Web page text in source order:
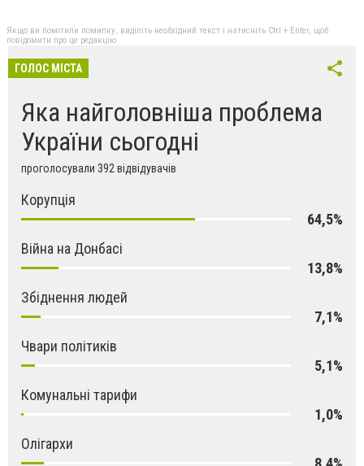
Якщо ви помітили помилку, виділіть необхідний текст і натисніть Ctrl + Enter, щоб
повідомити про це редакцію
ГОЛОС МІСТА
Яка найголовніша проблема
України сьогодні
проголосували 392 відвідувачів
Корупція
64,5%
Війна на Донбасі
13,8%
Збіднення людей
7,1%
Чвари політиків
5,1%
Комунальні тарифи
1,0%
Олігархи